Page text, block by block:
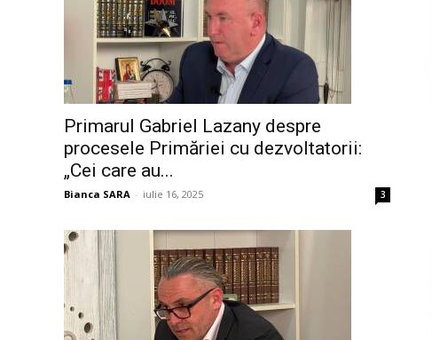
Primarul Gabriel Lazany despre
procesele Primăriei cu dezvoltatorii:
„Cei care au...
Bianca SARA - iulie 16, 2025 3